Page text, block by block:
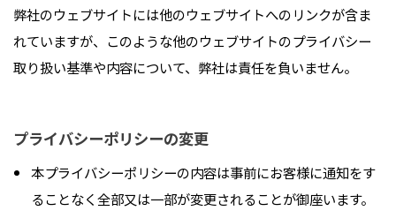
弊社のウェブサイトには他のウェブサイトへのリンクが含ま
れていますが、このような他のウェブサイトのプライバシー
取り扱い基準や内容について、弊社は責任を負いません。
プライバシーポリシーの変更
本プライバシーポリシーの内容は事前にお客様に通知をす
ることなく全部又は一部が変更されることが御座います。